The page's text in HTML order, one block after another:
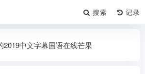
搜索
2019中文字幕国语在线芒果